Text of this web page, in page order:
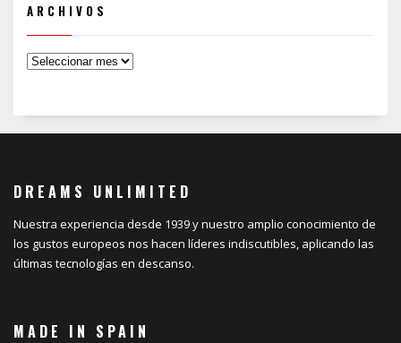
ARCHIVOS
DREAMS UNLIMITED
Nuestra experiencia desde 1939 y nuestro amplio conocimiento de
los gustos europeos nos hacen líderes indiscutibles, aplicando las
últimas tecnologías en descanso.
MADE IN SPAIN